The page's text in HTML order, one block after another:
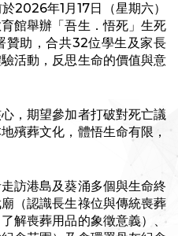
2026年1月17日（星期六）
館舉辦「吾生．悟死」生死
贊助，合共32位學生及家長
活動，反思生命的價值與意
，期望參加者打破對死亡議
殯葬文化，體悟生命有限，
訪港島及葵涌多個與生命終
（認識長生祿位與傳統喪葬
解喪葬用品的象徵意義）、